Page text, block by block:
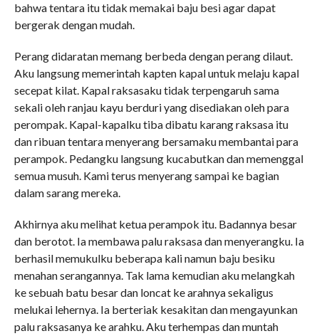
bahwa tentara itu tidak memakai baju besi agar dapat
bergerak dengan mudah.
Perang didaratan memang berbeda dengan perang dilaut.
Aku langsung memerintah kapten kapal untuk melaju kapal
secepat kilat. Kapal raksasaku tidak terpengaruh sama
sekali oleh ranjau kayu berduri yang disediakan oleh para
perompak. Kapal-kapalku tiba dibatu karang raksasa itu
dan ribuan tentara menyerang bersamaku membantai para
perampok. Pedangku langsung kucabutkan dan memenggal
semua musuh. Kami terus menyerang sampai ke bagian
dalam sarang mereka.
Akhirnya aku melihat ketua perampok itu. Badannya besar
dan berotot. Ia membawa palu raksasa dan menyerangku. Ia
berhasil memukulku beberapa kali namun baju besiku
menahan serangannya. Tak lama kemudian aku melangkah
ke sebuah batu besar dan loncat ke arahnya sekaligus
melukai lehernya. Ia berteriak kesakitan dan mengayunkan
palu raksasanya ke arahku. Aku terhempas dan muntah